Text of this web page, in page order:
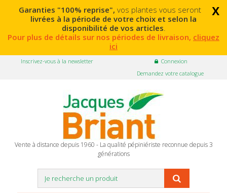
x
Garanties "100% reprise", vos plantes vous seront
livrées à la période de votre choix et selon la
disponibilité de vos articles.
Pour plus de détails sur nos périodes de livraison, cliquez
ici
Connexion
Inscrivez-vous à la newsletter
Demandez votre catalogue
Vente à distance depuis 1960 - La qualité pépiniériste reconnue depuis 3
générations